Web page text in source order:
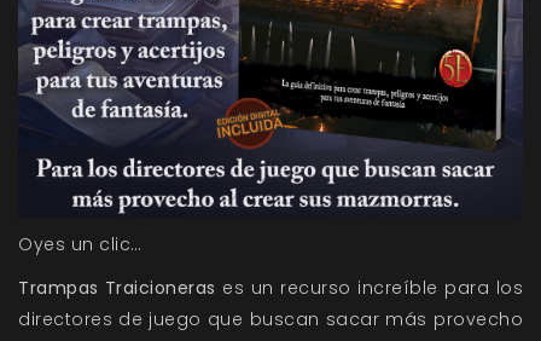
Oyes un clic…
Trampas Traicioneras es un recurso increíble para los
directores de juego que buscan sacar más provecho